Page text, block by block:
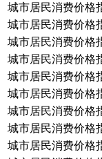
城市居民消费价格
城市居民消费价格
城市居民消费价格
城市居民消费价格
城市居民消费价格
城市居民消费价格
城市居民消费价格
城市居民消费价格
城市居民消费价格